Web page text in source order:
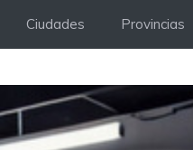
Ciudades Provincias